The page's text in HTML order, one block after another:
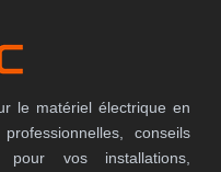
le matériel électrique en
conseils
vos installations,